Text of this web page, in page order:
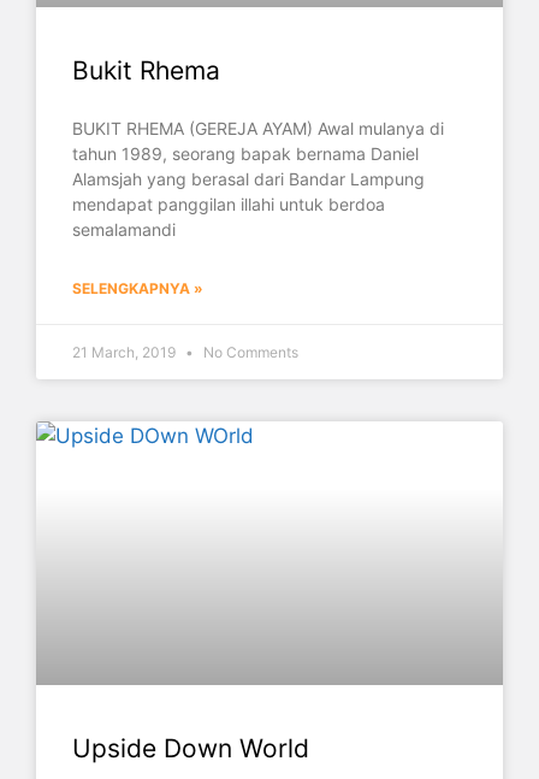
Bukit Rhema
BUKIT RHEMA (GEREJA AYAM) Awal mulanya di
tahun 1989, seorang bapak bernama Daniel
Alamsjah yang berasal dari Bandar Lampung
mendapat panggilan illahi untuk berdoa
semalamandi
SELENGKAPNYA »
21 March, 2019 No Comments
Upside Down World